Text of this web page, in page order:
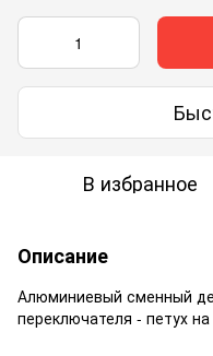
В избранное
Описание
Алюминиевый сменный
переключателя - петух